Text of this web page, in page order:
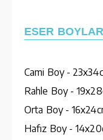
ESER
Cami Boy -
Rahle Boy -
Orta Boy -
Hafız Boy -